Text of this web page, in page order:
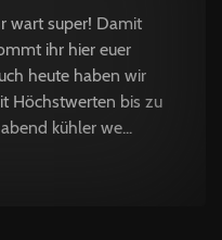
wart super! Damit
ihr hier euer
heute haben wir
Höchstwerten bis zu
kühler we...